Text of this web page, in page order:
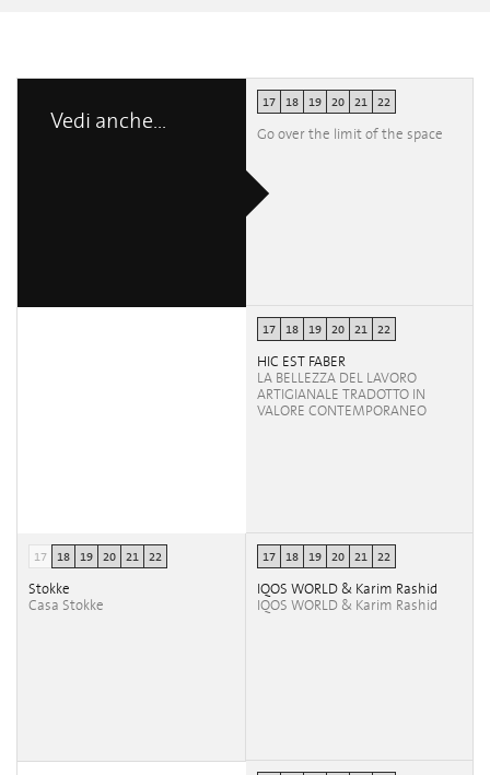
Vedi anche...
17 18 19 20 21 22
Go over the limit of the space
17 18 19 20 21 22
HIC EST FABER
LA BELLEZZA DEL LAVORO
ARTIGIANALE TRADOTTO IN
VALORE CONTEMPORANEO
17 18 19 20 21 22
Stokke
Casa Stokke
17 18 19 20 21 22
IQOS WORLD & Karim Rashid
IQOS WORLD & Karim Rashid